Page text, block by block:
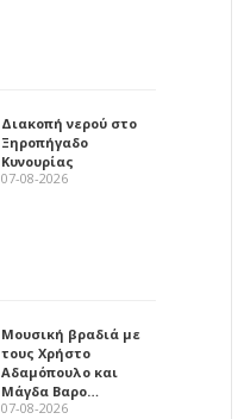
Διακοπή νερού στο
Ξηροπήγαδο
Κυνουρίας
07-08-2026
Μουσική βραδιά με
τους Χρήστο
Αδαμόπουλο και
Μάγδα Βαρο…
07-08-2026